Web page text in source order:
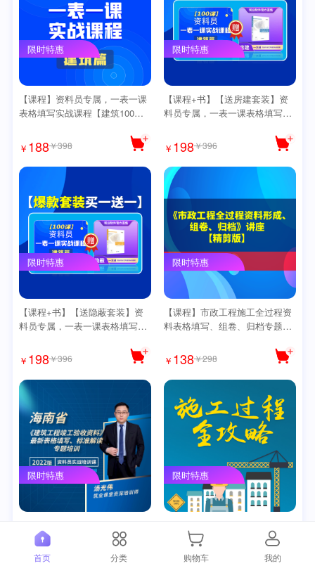
限时特惠
【课程】资料员专属，一表一课
表格填写实战课程【建筑100
￥ 188￥398
限时特惠
【课程+书】【送房建套装】资
料员专属，一表一课表格填写实
￥ 198￥396
限时特惠
【课程+书】【送隐蔽套装】资
料员专属，一表一课表格填写实
￥ 198￥396
限时特惠
【课程】市政工程施工全过程资
料表格填写、组卷、归档专题培
￥ 138￥298
限时特惠
过程资料表格填写、组卷、归档
专题培训课程【2022现行规程
版】
限时特惠
专业专题培训课程【全专业精讲
首页 分类 购物车 我的